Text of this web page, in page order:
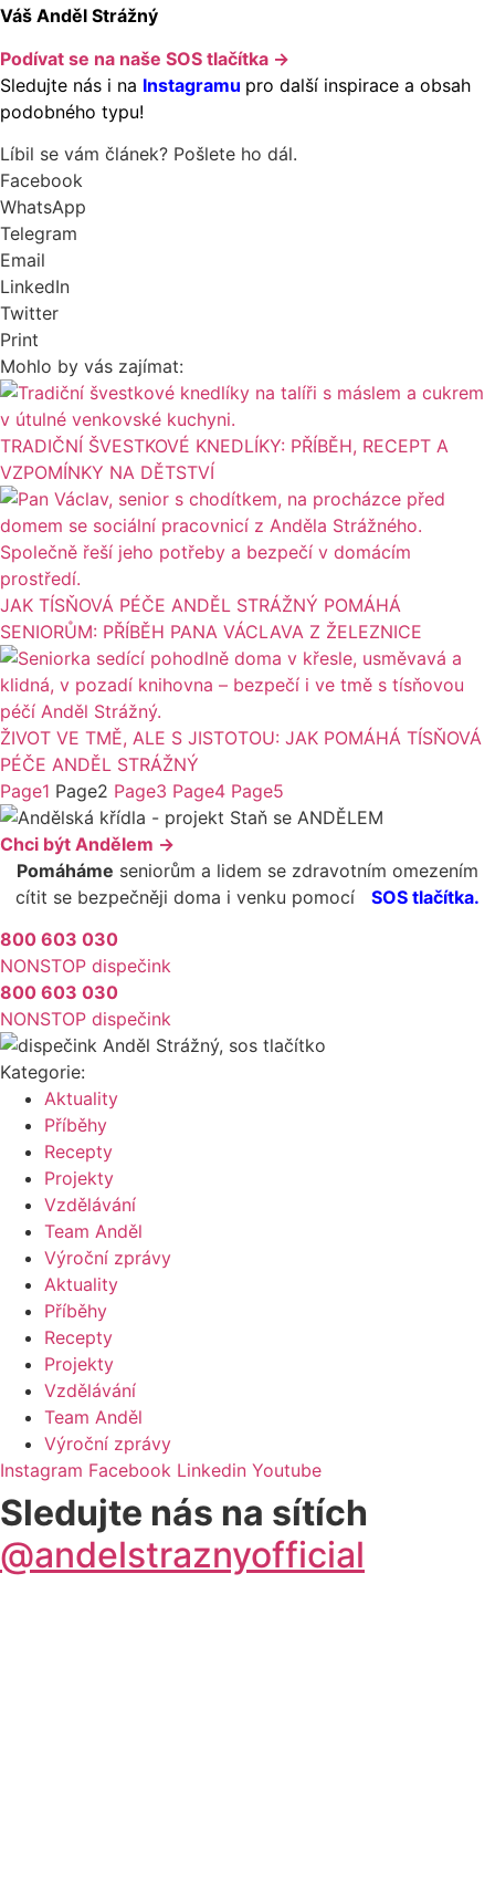
Váš Anděl Strážný
Podívat se na naše SOS tlačítka →
Sledujte nás i na Instagramu pro další inspirace a obsah
podobného typu!
Líbil se vám článek? Pošlete ho dál.
Facebook
WhatsApp
Telegram
Email
LinkedIn
Twitter
Print
Mohlo by vás zajímat:
TRADIČNÍ ŠVESTKOVÉ KNEDLÍKY: PŘÍBĚH, RECEPT A
VZPOMÍNKY NA DĚTSTVÍ
JAK TÍSŇOVÁ PÉČE ANDĚL STRÁŽNÝ POMÁHÁ
SENIORŮM: PŘÍBĚH PANA VÁCLAVA Z ŽELEZNICE
ŽIVOT VE TMĚ, ALE S JISTOTOU: JAK POMÁHÁ TÍSŇOVÁ
PÉČE ANDĚL STRÁŽNÝ
Page1 Page2 Page3 Page4 Page5
Chci být Andělem →
Pomáháme seniorům a lidem se zdravotním omezením
cítit se bezpečněji doma i venku pomocí
SOS tlačítka.
800 603 030
NONSTOP dispečink
800 603 030
NONSTOP dispečink
Kategorie:
Aktuality
Příběhy
Recepty
Projekty
Vzdělávání
Team Anděl
Výroční zprávy
Aktuality
Příběhy
Recepty
Projekty
Vzdělávání
Team Anděl
Výroční zprávy
Instagram Facebook Linkedin Youtube
Sledujte nás na sítích
@andelstraznyofficial